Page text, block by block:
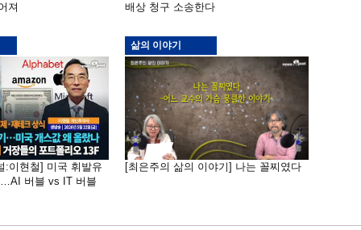
져
배상 청구 소송한다
:이현철] 미국 휘발유
버블 vs IT 버블
삶의 이야기
[최은주의 삶의 이야기] 나는 꼴찌였다